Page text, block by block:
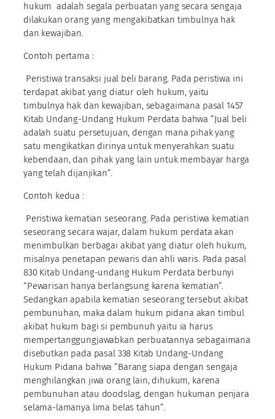
hukum adalah segala perbuatan yang secara sengaja
dilakukan orang yang mengakibatkan timbulnya hak
dan kewajiban.
Contoh pertama :
Peristiwa transaksi jual beli barang. Pada peristiwa ini
terdapat akibat yang diatur oleh hukum, yaitu
timbulnya hak dan kewajiban, sebagaimana pasal 1457
Kitab Undang-Undang Hukum Perdata bahwa ”Jual beli
adalah suatu persetujuan, dengan mana pihak yang
satu mengikatkan dirinya untuk menyerahkan suatu
kebendaan, dan pihak yang lain untuk membayar harga
yang telah dijanjikan”.
Contoh kedua :
Peristiwa kematian seseorang. Pada peristiwa kematian
seseorang secara wajar, dalam hukum perdata akan
menimbulkan berbagai akibat yang diatur oleh hukum,
misalnya penetapan pewaris dan ahli waris. Pada pasal
830 Kitab Undang-undang Hukum Perdata berbunyi
“Pewarisan hanya berlangsung karena kematian”.
Sedangkan apabila kematian seseorang tersebut akibat
pembunuhan, maka dalam hukum pidana akan timbul
akibat hukum bagi si pembunuh yaitu ia harus
mempertanggungjawabkan perbuatannya sebagaimana
disebutkan pada pasal 338 Kitab Undang-Undang
Hukum Pidana bahwa ”Barang siapa dengan sengaja
menghilangkan jiwa orang lain, dihukum, karena
pembunuhan atau doodslag, dengan hukuman penjara
selama-lamanya lima belas tahun”.